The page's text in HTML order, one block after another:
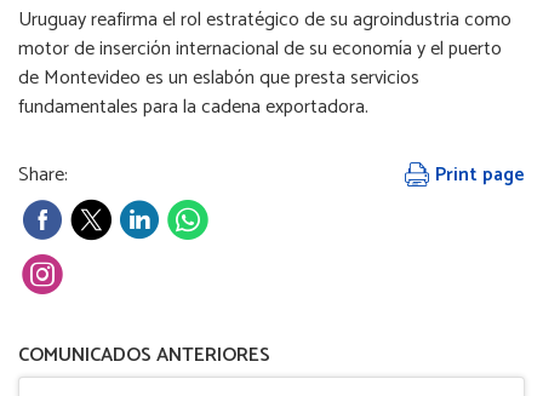
Uruguay reafirma el rol estratégico de su agroindustria como
motor de inserción internacional de su economía y el puerto
de Montevideo es un eslabón que presta servicios
fundamentales para la cadena exportadora.
Share: Print page
COMUNICADOS ANTERIORES